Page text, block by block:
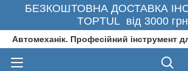
БЕЗКОШТОВНА ДОСТАВКА
TOPTUL від 3000
Автомеханік. Професійний інструмент